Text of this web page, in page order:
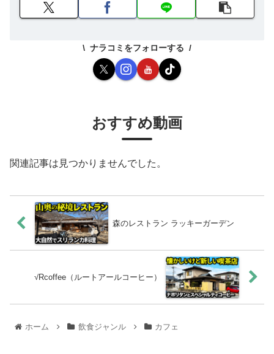
ナラコミをフォローする
おすすめ動画
関連記事は見つかりませんでした。
森のレストラン ラッキーガーデン
√Rcoffee（ルートアールコーヒー）
ホーム 飲食ジャンル カフェ